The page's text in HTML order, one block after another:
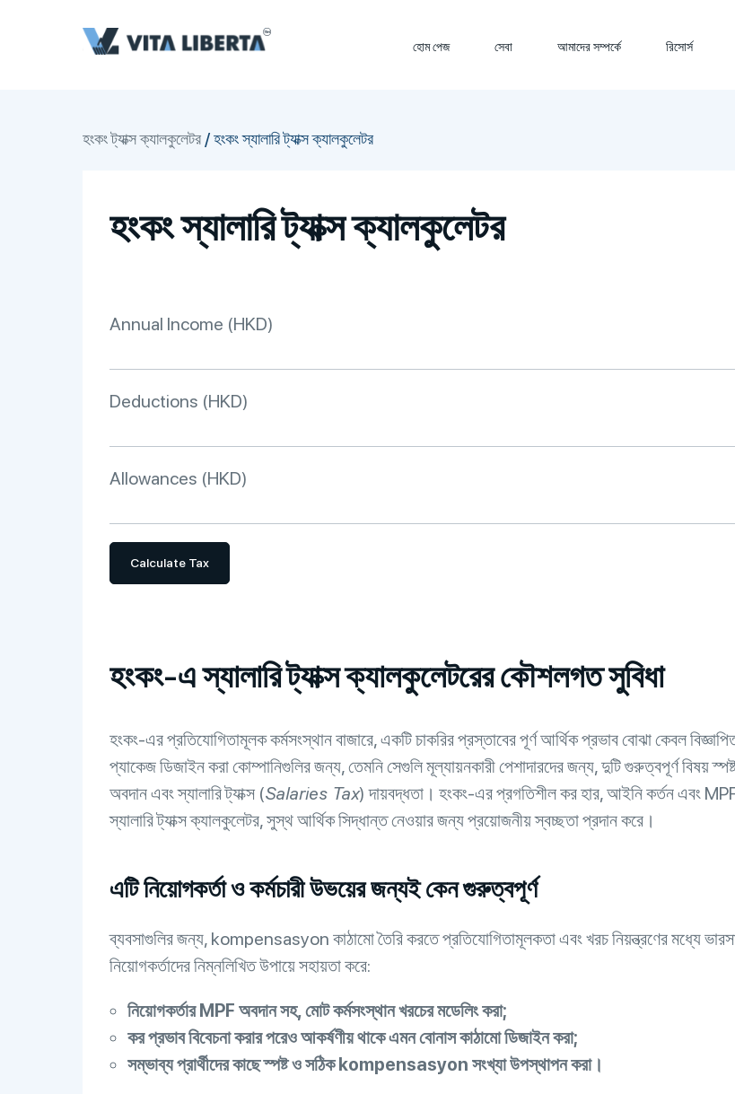
হোম পেজ সেবা আমাদের সম্পর্কে রিসোর্স
হংকং ট্যাক্স ক্যালকুলেটর /হংকং স্যালারি ট্যাক্স ক্যালকুলেটর
হংকং স্যালারি ট্যাক্স ক্যালকুলেটর
Annual Income (HKD)
Deductions (HKD)
Allowances (HKD)
Calculate Tax
হংকং-এ স্যালারি ট্যাক্স ক্যালকুলেটরের কৌশলগত সুবিধা
হংকং-এর প্রতিযোগিতামূলক কর্মসংস্থান বাজারে, একটি চাকরির প্রস্তাবের পূর্ণ আর্থিক প্রভাব বোঝা কেবল
প্যাকেজ ডিজাইন করা কোম্পানিগুলির জন্য, তেমনি সেগুলি মূল্যায়নকারী পেশাদারদের জন্য, দুটি গুরুত্বপূর্ণ বিষয়
অবদান এবং স্যালারি ট্যাক্স (Salaries Tax) দায়বদ্ধতা। হংকং-এর প্রগতিশীল কর হার, আইনি কর্তন এবং
স্যালারি ট্যাক্স ক্যালকুলেটর, সুস্থ আর্থিক সিদ্ধান্ত নেওয়ার জন্য প্রয়োজনীয় স্বচ্ছতা প্রদান করে।
এটি নিয়োগকর্তা ও কর্মচারী উভয়ের জন্যই কেন গুরুত্বপূর্ণ
ব্যবসাগুলির জন্য, kompensasyon কাঠামো তৈরি করতে প্রতিযোগিতামূলকতা এবং খরচ নিয়ন্ত্রণের মধ্যে
নিয়োগকর্তাদের নিম্নলিখিত উপায়ে সহায়তা করে:
নিয়োগকর্তার MPF অবদান সহ, মোট কর্মসংস্থান খরচের মডেলিং করা;
কর প্রভাব বিবেচনা করার পরেও আকর্ষণীয় থাকে এমন বোনাস কাঠামো ডিজাইন করা;
সম্ভাব্য প্রার্থীদের কাছে স্পষ্ট ও সঠিক kompensasyon সংখ্যা উপস্থাপন করা।